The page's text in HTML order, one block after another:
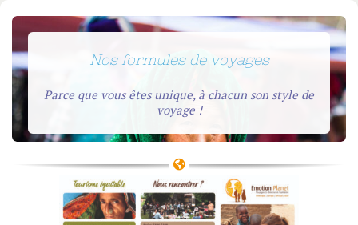
Nos formules de voyages
Parce que vous êtes unique, à chacun son style de
voyage !